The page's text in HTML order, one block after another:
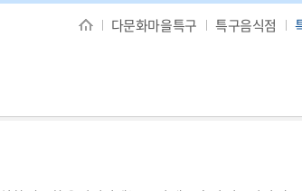
다문화마을특구 특구음식점